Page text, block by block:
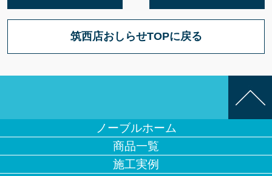
筑西店おしらせTOPに戻る
ノーブルホーム
商品一覧
施工実例